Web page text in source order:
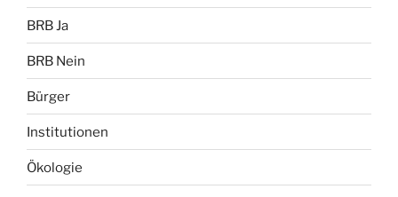
BRB Ja
BRB Nein
Bürger
Institutionen
Ökologie